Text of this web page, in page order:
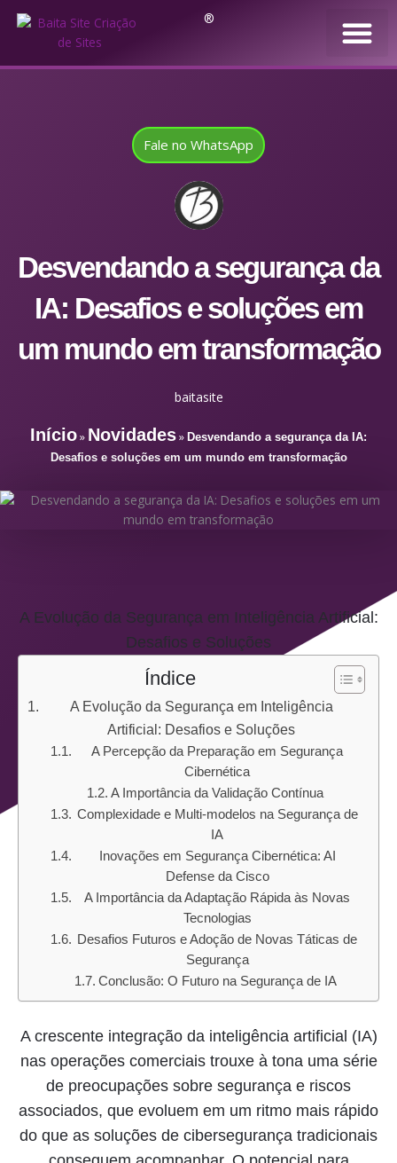
®
Fale no WhatsApp
Desvendando a segurança da
IA: Desafios e soluções em
um mundo em transformação
baitasite
Início» Novidades» Desvendando a segurança da IA:
Desafios e soluções em um mundo em transformação
A Evolução da Segurança em Inteligência Artificial:
Desafios e Soluções
Índice
A Evolução da Segurança em Inteligência
Artificial: Desafios e Soluções
A Percepção da Preparação em Segurança
Cibernética
A Importância da Validação Contínua
Complexidade e Multi-modelos na Segurança de
IA
Inovações em Segurança Cibernética: AI
Defense da Cisco
A Importância da Adaptação Rápida às Novas
Tecnologias
Desafios Futuros e Adoção de Novas Táticas de
Segurança
Conclusão: O Futuro na Segurança de IA
A crescente integração da inteligência artificial (IA)
nas operações comerciais trouxe à tona uma série
de preocupações sobre segurança e riscos
associados, que evoluem em um ritmo mais rápido
do que as soluções de cibersegurança tradicionais